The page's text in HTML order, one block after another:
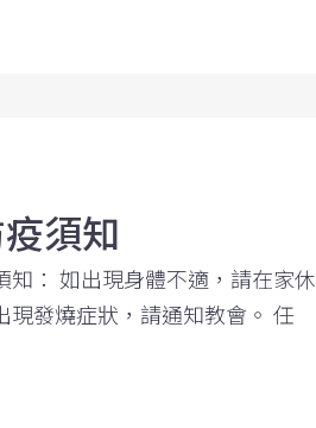
須知
知： 如出現身體不適，請在家休
現發燒症狀，請通知教會。 任